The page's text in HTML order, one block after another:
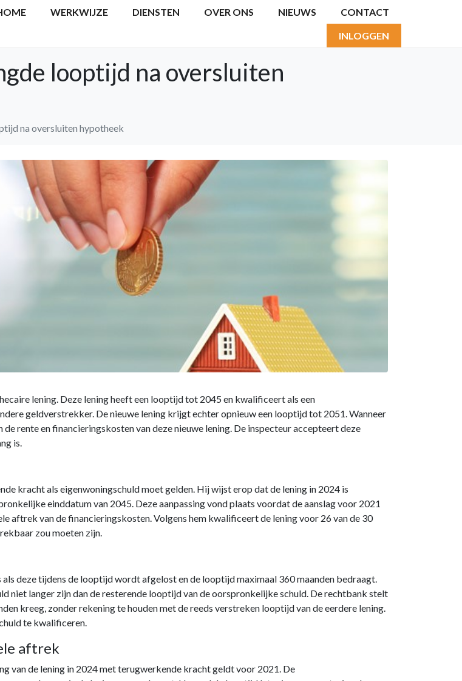
WERKWIJZE DIENSTEN OVER ONS NIEUWS CONTACT
INLOGGEN
looptijd na oversluiten
na oversluiten hypotheek
lening. Deze lening heeft een looptijd tot 2045 en kwalificeert als een
geldverstrekker. De nieuwe lening krijgt echter opnieuw een looptijd tot 2051. Wanneer
rente en financieringskosten van deze nieuwe lening. De inspecteur accepteert deze
is.
kracht als eigenwoningschuld moet gelden. Hij wijst erop dat de lening in 2024 is
einddatum van 2045. Deze aanpassing vond plaats voordat de aanslag voor 2021
aftrek van de financieringskosten. Volgens hem kwalificeert de lening voor 26 van de 30
zou moeten zijn.
deze tijdens de looptijd wordt afgelost en de looptijd maximaal 360 maanden bedraagt.
niet langer zijn dan de resterende looptijd van de oorspronkelijke schuld. De rechtbank stelt
kreeg, zonder rekening te houden met de reeds verstreken looptijd van de eerdere lening.
te kwalificeren.
aftrek
van de lening in 2024 met terugwerkende kracht geldt voor 2021. De